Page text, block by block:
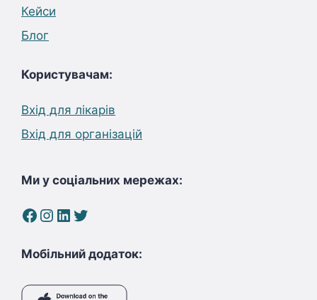
Кейси
Блог
Користувачам:
Вхід для лікарів
Вхід для організацій
Ми у соціальних мережах:
Facebook
Instagram
LinkedIn
Twitter
Мобільний додаток: